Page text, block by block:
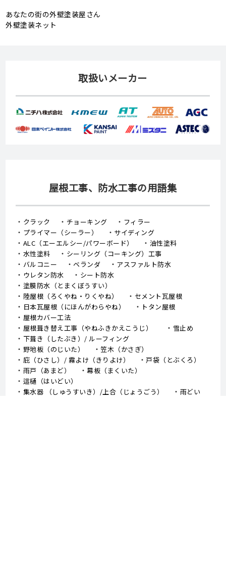
あなたの街の外壁塗装屋さん
外壁塗装ネット
取扱いメーカー
屋根工事、防水工事の用語集
クラック チョーキング
フィラー
プライマー（シーラー）
サイディング
ALC（エーエルシー/パワーボード）
油性塗料
水性塗料
シーリング（コーキング）工事
バルコニー
ベランダ
アスファルト防水
ウレタン防水
シート防水
塗膜防水（とまくぼうすい）
陸屋根（ろくやね・りくやね）
セメント瓦屋根
日本瓦屋根（にほんがわらやね）
トタン屋根
屋根カバー工法
屋根葺き替え工事（やねふきかえこうじ）
雪止め
下葺き（したぶき）/ ルーフィング
野地板（のじいた）
笠木（かさぎ）
庇（ひさし）/ 霧よけ（きりよけ）
戸袋（とぶくろ）
雨戸（あまど）
幕板（まくいた）
這樋（はいどい）
集水器 （しゅうすいき）/上合（じょうごう）
雨どい